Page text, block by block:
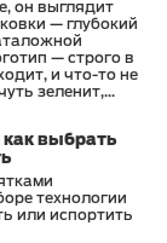
он выглядит
— глубокий
— строго в
и что-то не
зеленит,
выбрать
технологии
или испортить